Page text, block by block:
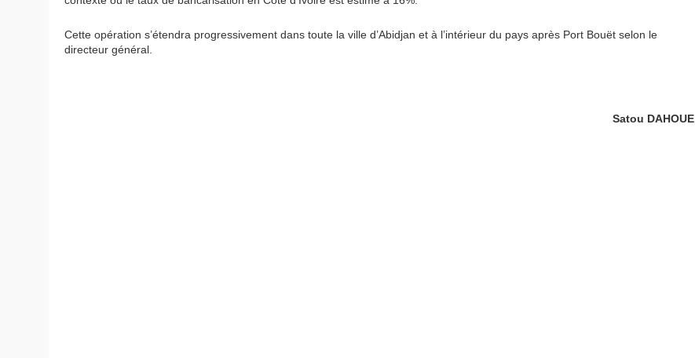
Cette opération s’étendra progressivement dans toute la ville d’Abidjan et à l’intérieur du pays après Port Bouët selon le
directeur général.
Satou DAHOUE